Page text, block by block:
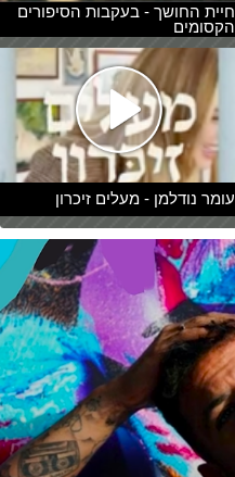
חיית החושך - בעקבות הסיפורים
הקסומים
עומר נודלמן - מעלים זיכרון